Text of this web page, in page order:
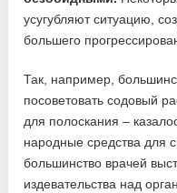
усугубляют ситуацию,
большего
Так, например,
посоветовать содовый
для полоскания –
народные средства для
большинство врачей
издевательства над